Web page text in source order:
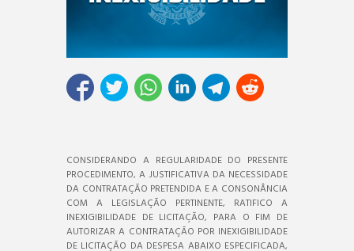
CONSIDERANDO A REGULARIDADE DO PRESENTE
PROCEDIMENTO, A JUSTIFICATIVA DA NECESSIDADE
DA CONTRATAÇÃO PRETENDIDA E A CONSONÂNCIA
COM A LEGISLAÇÃO PERTINENTE, RATIFICO A
INEXIGIBILIDADE DE LICITAÇÃO, PARA O FIM DE
AUTORIZAR A CONTRATAÇÃO POR INEXIGIBILIDADE
DE LICITAÇÃO DA DESPESA ABAIXO ESPECIFICADA,